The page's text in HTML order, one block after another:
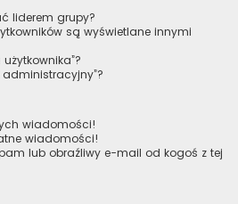
liderem grupy?
są wyświetlane innymi
administracyjny”?
wiadomości!
wiadomości!
lub obraźliwy e-mail od kogoś z tej